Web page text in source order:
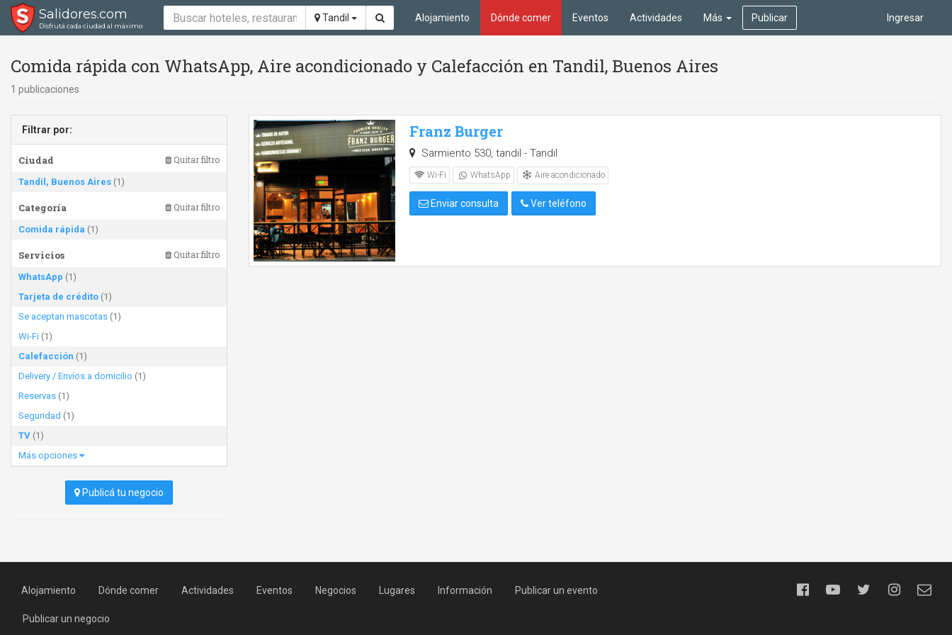
Salidores.com
Disfrutá cada ciudad al máximo
Tandil Ingresar
Alojamiento Dónde comer Eventos Actividades Más Publicar
Comida rápida con WhatsApp, Aire acondicionado y Calefacción en Tandil, Buenos Aires
1 publicaciones
Filtrar por:
Ciudad Quitar filtro
Tandil, Buenos Aires (1)
Categoría Quitar filtro
Comida rápida (1)
Servicios Quitar filtro
WhatsApp (1)
Tarjeta de crédito (1)
Se aceptan mascotas (1)
Wi-Fi (1)
Calefacción (1)
Delivery / Envíos a domicilio (1)
Reservas (1)
Seguridad (1)
TV (1)
Más opciones
Publicá tu negocio
Franz Burger
Sarmiento 530, tandil - Tandil
Wi-Fi WhatsApp Aire acondicionado
Enviar consulta Ver teléfono
Alojamiento Dónde comer Actividades Eventos Negocios Lugares Información Publicar un evento
Publicar un negocio